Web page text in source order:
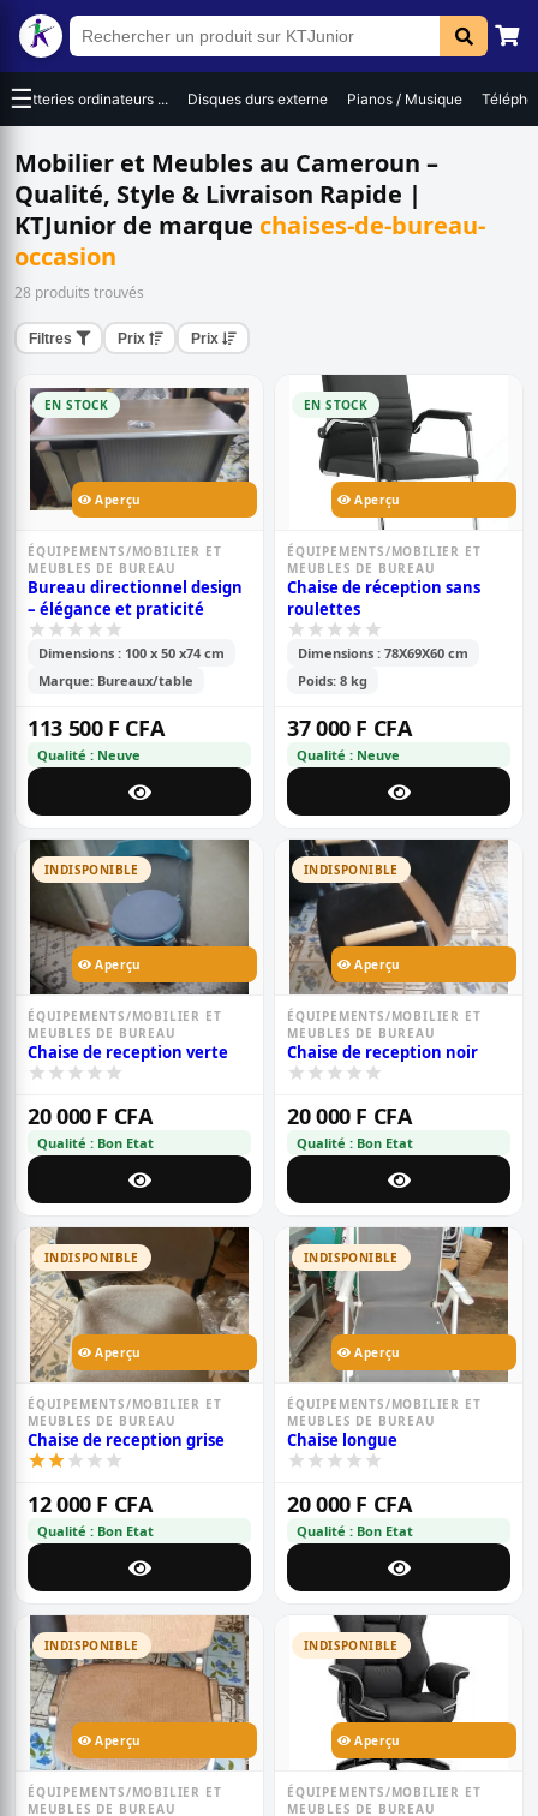
☰
Batteries ordinateurs ... Disques durs externe Pianos / Musique
Mobilier et Meubles au Cameroun –
Qualité, Style & Livraison Rapide |
KTJunior de marque chaises-de-bureau-
occasion
28 produits trouvés
Filtres Prix Prix
EN STOCK
Aperçu
ÉQUIPEMENTS/MOBILIER ET
MEUBLES DE BUREAU
Bureau directionnel design
– élégance et praticité
Dimensions : 100 x 50 x74 cm
Marque: Bureaux/table
113 500 F CFA
Qualité : Neuve
EN STOCK
Aperçu
ÉQUIPEMENTS/MOBILIER ET
MEUBLES DE BUREAU
Chaise de réception sans
roulettes
Dimensions : 78X69X60 cm
Poids: 8 kg
37 000 F CFA
Qualité : Neuve
INDISPONIBLE
Aperçu
ÉQUIPEMENTS/MOBILIER ET
MEUBLES DE BUREAU
Chaise de reception verte
20 000 F CFA
Qualité : Bon Etat
INDISPONIBLE
Aperçu
ÉQUIPEMENTS/MOBILIER ET
MEUBLES DE BUREAU
Chaise de reception noir
20 000 F CFA
Qualité : Bon Etat
INDISPONIBLE
Aperçu
ÉQUIPEMENTS/MOBILIER ET
MEUBLES DE BUREAU
Chaise de reception grise
12 000 F CFA
Qualité : Bon Etat
INDISPONIBLE
Aperçu
ÉQUIPEMENTS/MOBILIER ET
MEUBLES DE BUREAU
Chaise longue
20 000 F CFA
Qualité : Bon Etat
INDISPONIBLE
Aperçu
ÉQUIPEMENTS/MOBILIER ET
MEUBLES DE BUREAU
INDISPONIBLE
Aperçu
ÉQUIPEMENTS/MOBILIER ET
MEUBLES DE BUREAU